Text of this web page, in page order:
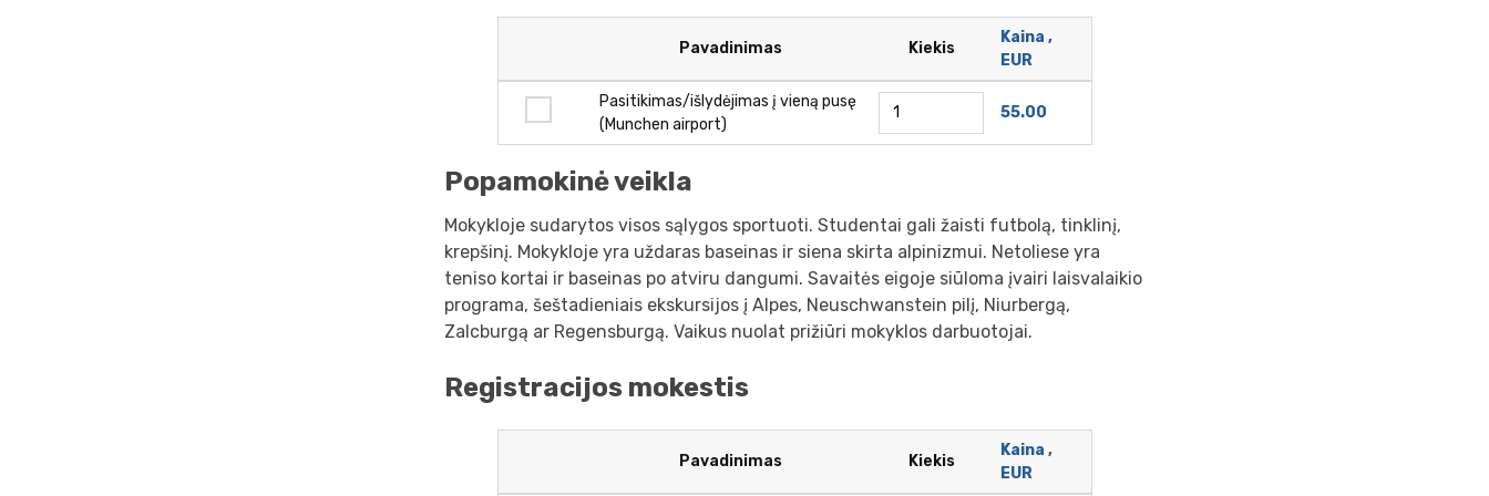
Pavadinimas Kiekis
Kaina ,
EUR
Pasitikimas/išlydėjimas į vieną pusę
(Munchen airport)
55.00
Popamokinė veikla
Mokykloje sudarytos visos sąlygos sportuoti. Studentai gali žaisti futbolą, tinklinį,
krepšinį. Mokykloje yra uždaras baseinas ir siena skirta alpinizmui. Netoliese yra
teniso kortai ir baseinas po atviru dangumi. Savaitės eigoje siūloma įvairi laisvalaikio
programa, šeštadieniais ekskursijos į Alpes, Neuschwanstein pilį, Niurbergą,
Zalcburgą ar Regensburgą. Vaikus nuolat prižiūri mokyklos darbuotojai.
Registracijos mokestis
Pavadinimas Kiekis
Kaina ,
EUR